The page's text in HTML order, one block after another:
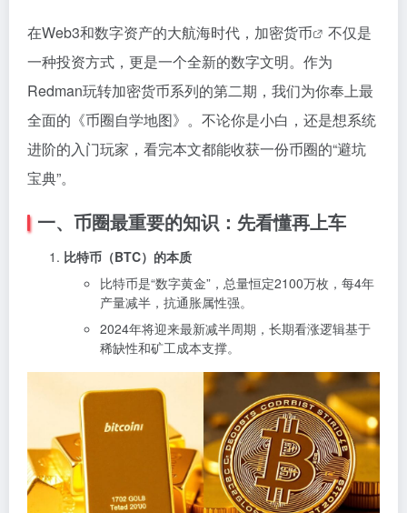
在Web3和数字资产的大航海时代， 加密货币
不仅是
一种投资方式，更是一个全新的数字文明。作为
Redman玩转加密货币系列的第二期，我们为你奉上最
全面的《币圈自学地图》。不论你是小白，还是想系统
进阶的入门玩家，看完本文都能收获一份币圈的“避坑
宝典”。
一、币圈最重要的知识：先看懂再上车
比特币（BTC）的本质
比特币是“数字黄金”，总量恒定2100万枚，每4年
产量减半，抗通胀属性强。
2024年将迎来最新减半周期，长期看涨逻辑基于
稀缺性和矿工成本支撑。